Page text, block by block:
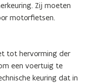
Zij moeten
motorfietsen.
tot hervorming der
een voertuig te
keuring dat in